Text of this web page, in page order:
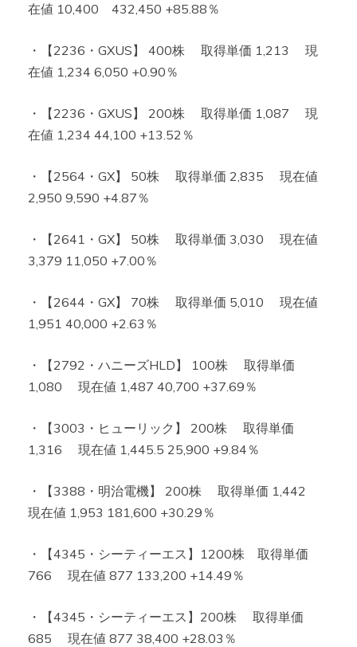
在値 10,400 432,450 +85.88％
・【2236・GXUS】 400株 取得単価 1,213 現
在値 1,234 6,050 +0.90％
・【2236・GXUS】 200株 取得単価 1,087 現
在値 1,234 44,100 +13.52％
・【2564・GX】 50株 取得単価 2,835 現在値
2,950 9,590 +4.87％
・【2641・GX】 50株 取得単価 3,030 現在値
3,379 11,050 +7.00％
・【2644・GX】 70株 取得単価 5,010 現在値
1,951 40,000 +2.63％
・【2792・ハニーズHLD】 100株 取得単価
1,080 現在値 1,487 40,700 +37.69％
・【3003・ヒューリック】 200株 取得単価
1,316 現在値 1,445.5 25,900 +9.84％
・【3388・明治電機】 200株 取得単価 1,442
現在値 1,953 181,600 +30.29％
・【4345・シーティーエス】1200株 取得単価
766 現在値 877 133,200 +14.49％
・【4345・シーティーエス】200株 取得単価
685 現在値 877 38,400 +28.03％